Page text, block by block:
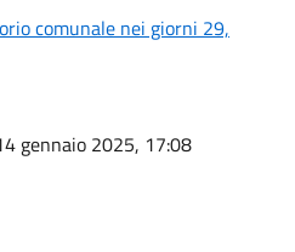
comunale nei giorni 29,
gennaio 2025, 17:08